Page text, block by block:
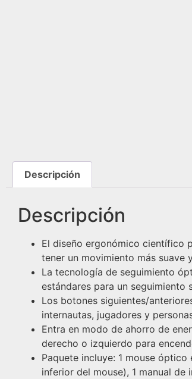
Descripción
Descripción
El diseño ergonómico científico
tener un movimiento más suave
La tecnología de seguimiento
estándares para un seguimiento
Los botones siguientes/
internautas, jugadores y
Entra en modo de ahorro de
derecho o izquierdo para
Paquete incluye: 1 mouse
inferior del mouse), 1 manual de